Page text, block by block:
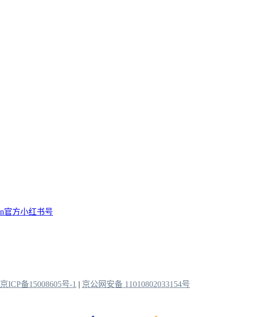
京ICP备15008605号-1 | 京公网安备 11010802033154号